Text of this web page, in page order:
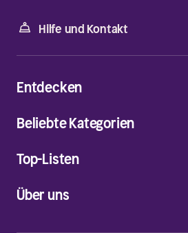
Hilfe und Kontakt
Über uns
Entdecken
Beliebte Kategorien
Top-Listen